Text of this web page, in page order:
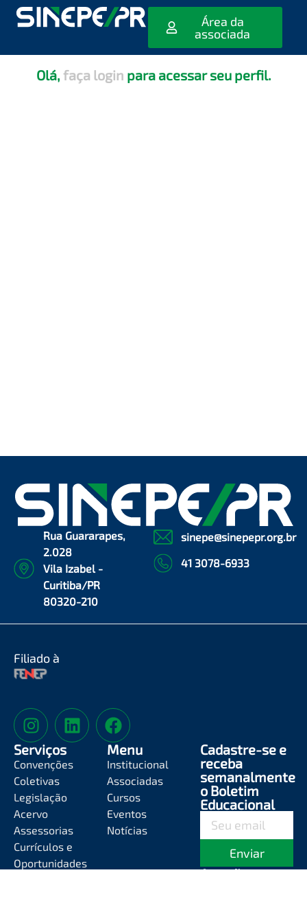
Área da
associada
[editar_escola_usuario]
Olá, faça login para acessar seu perfil.
Rua Guararapes,
2.028
Vila Izabel -
Curitiba/PR
80320-210
sinepe@sinepepr.org.br
41 3078-6933
Filiado à
Serviços
Convenções
Coletivas
Legislação
Acervo
Assessorias
Currículos e
Oportunidades
Menu
Institucional
Associadas
Cursos
Eventos
Notícias
Cadastre-se e
receba
semanalmente
o Boletim
Educacional
Enviar
Atendimento